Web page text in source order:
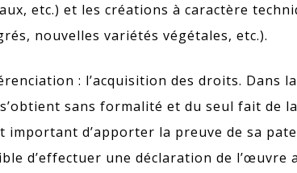
etc.) et les créations à caractère
nouvelles variétés végétales, etc.).
: l’acquisition des droits. Dans
sans formalité et du seul fait de
important d’apporter la preuve de sa
d’effectuer une déclaration de l’œuvre